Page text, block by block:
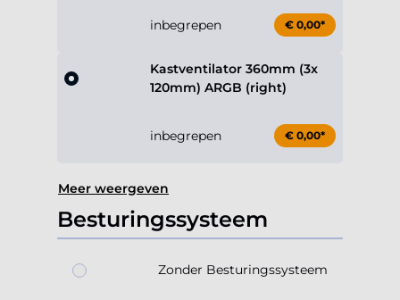
inbegrepen € 0,00*
Kastventilator 360mm (3x
120mm) ARGB (right)
inbegrepen € 0,00*
Meer weergeven
Besturingssysteem
Zonder Besturingssysteem